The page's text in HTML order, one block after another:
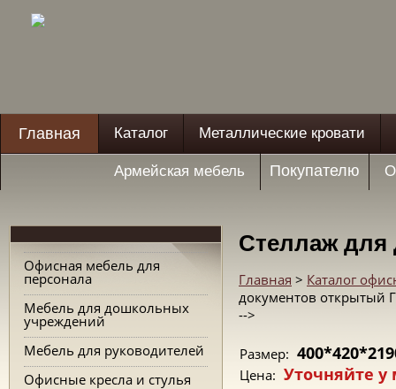
Главная Каталог Металлические кровати
Армейская мебель Покупателю
Офисная мебель для
персонала
Мебель для дошкольных
учреждений
Мебель для руководителей
Офисные кресла и стулья
Стеллаж для
Главная > Каталог
документов открытый
-->
Размер:
Цена: Уточняйте